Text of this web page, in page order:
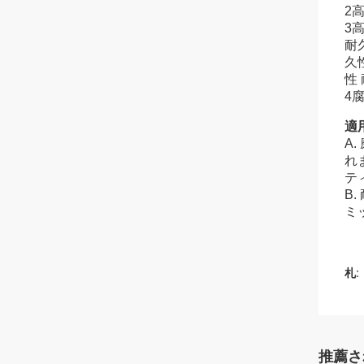
2
3
耐
久
性
4
適
A.
れ
テ
B.
ミ
札:
推薦